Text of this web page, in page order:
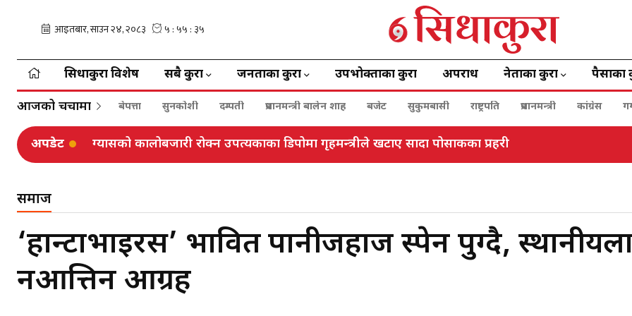
सिधाकुरा विशेष सबै कुरा जनताका कुरा उपभोक्ताका कुरा अपराध नेताका कुरा पैसाका
आजको चर्चामा बेपत्ता सुनकोशी दम्पती प्रधानमन्त्री बालेन शाह बजेट सुकुमबासी राष्ट्रपति प्रधानमन्त्री कांग्रेस
अपडेट ग्यासको कालोबजारी रोक्न उपत्यकाका डिपोमा गृहमन्त्रीले खटाए सादा पोसाकका प्रहरी
समाज
‘हान्टाभाइरस’ प्रभावित पानीजहाज स्पेन पुग्दै,
नआत्तिन आग्रह